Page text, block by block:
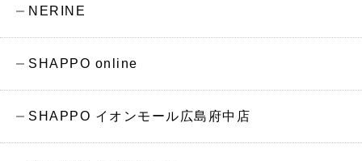
NERINE
SHAPPO online
SHAPPO イオンモール広島府中店